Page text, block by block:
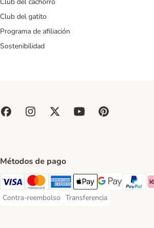
Club del gatito
Programa de afiliación
Sostenibilidad
Métodos de pago
Visa Payment Method
Mastercard Payment Method
American Express Payment
Apple Pay Payment
Google PayPayPal
Contra-reembolso
Contra-reembolso Payment Method
Transferencia
Transferencia Payment